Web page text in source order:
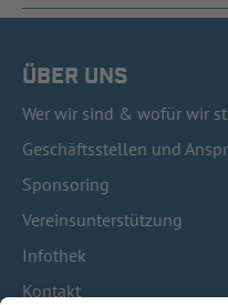
ÜBER UNS
Wer wir sind & wofür wir
Geschäftsstellen und
Sponsoring
Vereinsunterstützung
Infothek
Kontakt